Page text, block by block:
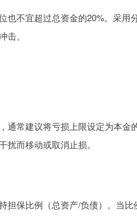
也不宜超过总资金的20%。采
。
通常建议将亏损上限设定为本
扰而移动或取消止损。
担保比例（总资产/负债）。当